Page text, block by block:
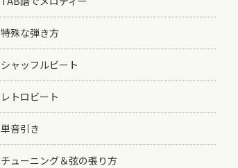
特殊な弾き方
シャッフルビート
レトロビート
単音引き
チューニング＆弦の張り方